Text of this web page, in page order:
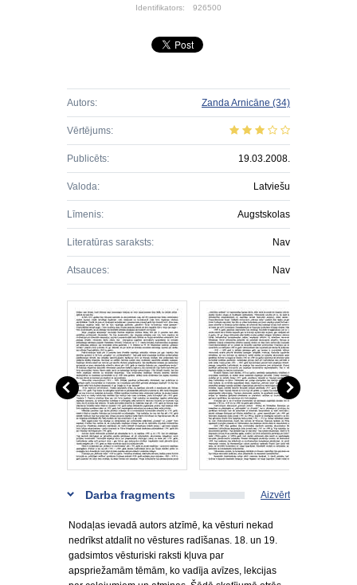
Identifikators: 926500
Autors: Zanda Arnicāne (34)
Vērtējums:
Publicēts: 19.03.2008.
Valoda: Latviešu
Līmenis: Augstskolas
Literatūras saraksts: Nav
Atsauces: Nav
Darba fragments Aizvērt
Nodaļas ievadā autors atzīmē, ka vēsturi nekad
nedrīkst atdalīt no vēstures radīšanas. 18. un 19.
gadsimtos vēsturiski raksti kļuva par
apspriežamām tēmām, ko vadīja avīzes, lekcijas